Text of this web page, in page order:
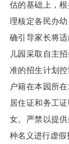
估的基础上，
理核定各民办
确引导家长将
儿园采取自主
准的招生计划
户籍在本园所
居住证和务工
女。严禁以提
种名义进行虚